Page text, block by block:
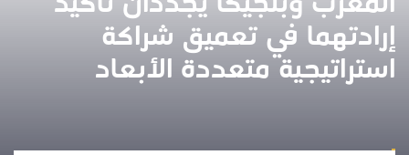
إرادتهما في تعميق شراكة
استراتيجية متعددة الأبعاد